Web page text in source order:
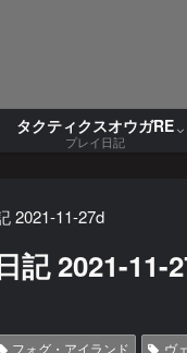
タクティクスオウガRE
プレイ日記
2021-11-27d
記 2021-11-
フォグ・アイランド ヴ